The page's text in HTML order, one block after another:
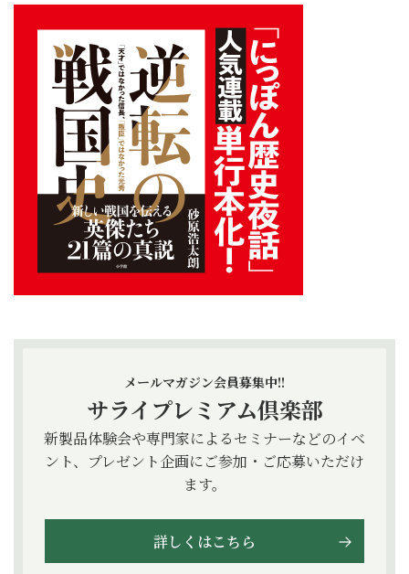
メールマガジン会員募集中!!
サライプレミアム倶楽部
新製品体験会や専門家によるセミナーなどのイベ
ント、プレゼント企画にご参加・ご応募いただけ
ます。
詳しくはこちら